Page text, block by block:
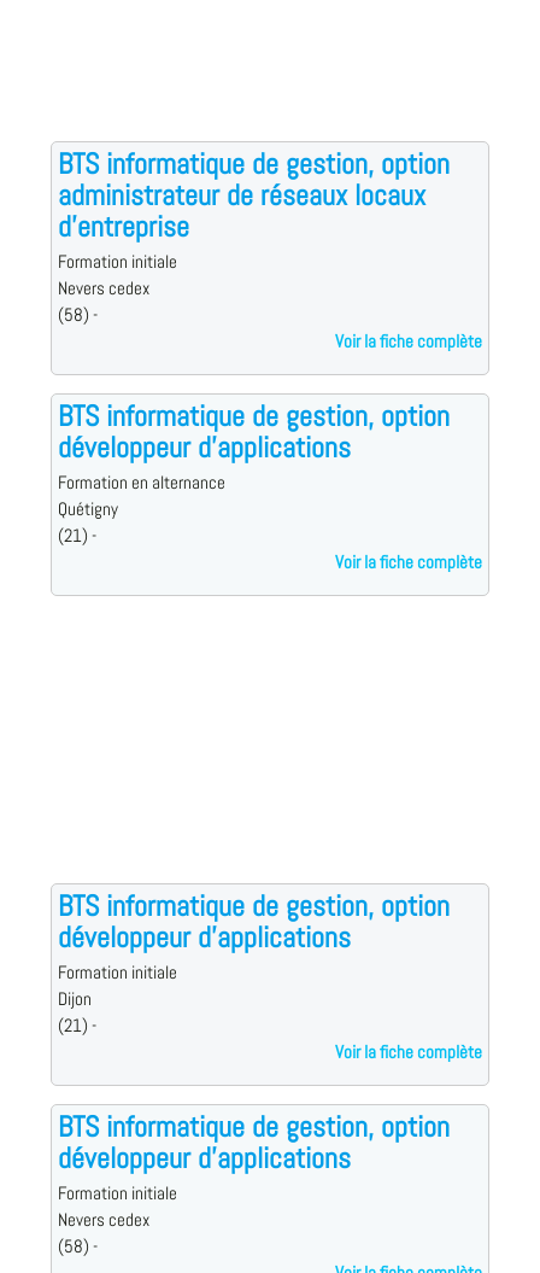
BTS informatique de gestion, option
administrateur de réseaux locaux
d'entreprise
Formation initiale
Nevers cedex
(58) -
Voir la fiche complète
BTS informatique de gestion, option
développeur d'applications
Formation en alternance
Quétigny
(21) -
Voir la fiche complète
BTS informatique de gestion, option
développeur d'applications
Formation initiale
Dijon
(21) -
Voir la fiche complète
BTS informatique de gestion, option
développeur d'applications
Formation initiale
Nevers cedex
(58) -